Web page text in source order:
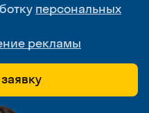
персональных
рекламы